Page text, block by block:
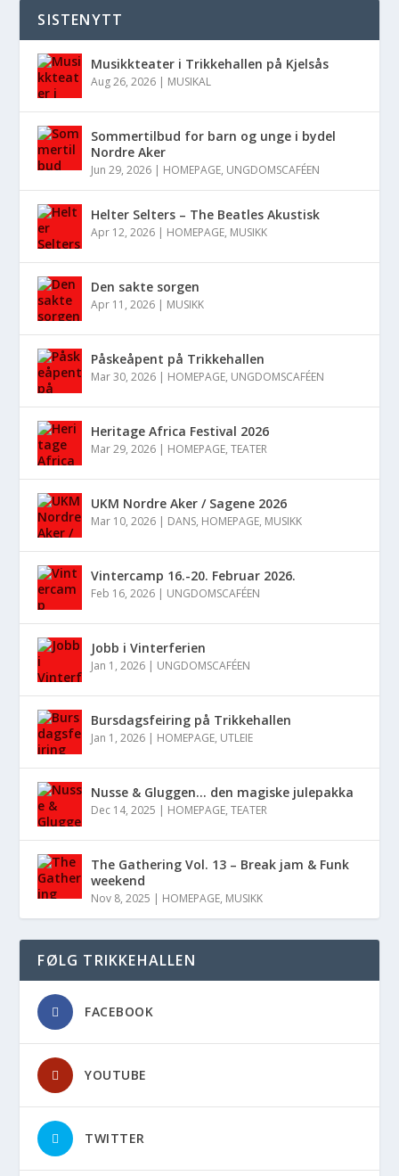
SISTENYTT
Musikkteater i Trikkehallen på Kjelsås
Aug 26, 2026 | MUSIKAL
Sommertilbud for barn og unge i bydel
Nordre Aker
Jun 29, 2026 | HOMEPAGE, UNGDOMSCAFÉEN
Helter Selters – The Beatles Akustisk
Apr 12, 2026 | HOMEPAGE, MUSIKK
Den sakte sorgen
Apr 11, 2026 | MUSIKK
Påskeåpent på Trikkehallen
Mar 30, 2026 | HOMEPAGE, UNGDOMSCAFÉEN
Heritage Africa Festival 2026
Mar 29, 2026 | HOMEPAGE,TEATER
UKM Nordre Aker / Sagene 2026
Mar 10, 2026 | DANS, HOMEPAGE, MUSIKK
Vintercamp 16.-20. Februar 2026.
Feb 16, 2026 | UNGDOMSCAFÉEN
Jobb i Vinterferien
Jan 1, 2026 | UNGDOMSCAFÉEN
Bursdagsfeiring på Trikkehallen
Jan 1, 2026 | HOMEPAGE, UTLEIE
Nusse & Gluggen… den magiske julepakka
Dec 14, 2025 | HOMEPAGE,TEATER
The Gathering Vol. 13 – Break jam & Funk
weekend
Nov 8, 2025 | HOMEPAGE, MUSIKK
FØLG TRIKKEHALLEN
FACEBOOK
YOUTUBE
TWITTER